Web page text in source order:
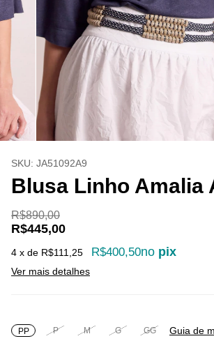
SKU: JA51092A9
Blusa Linho Amalia
R$890,00
R$445,00
4 x de R$111,25 R$400,50no pix
Ver mais detalhes
PP P M G GG Guia de